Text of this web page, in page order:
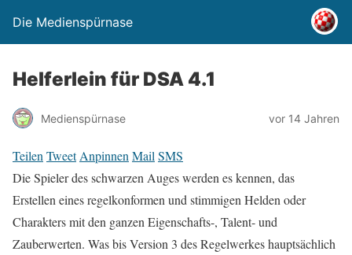
Die Medienspürnase
Helferlein für DSA 4.1
Medienspürnase vor 14 Jahren
Teilen Tweet Anpinnen Mail SMS
Die Spieler des schwarzen Auges werden es kennen, das
Erstellen eines regelkonformen und stimmigen Helden oder
Charakters mit den ganzen Eigenschafts-, Talent- und
Zauberwerten. Was bis Version 3 des Regelwerkes hauptsächlich